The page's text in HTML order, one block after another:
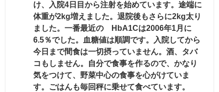
け、入院4日目から注射を始めています。途端に
体重が2kg増えました。退院後もさらに2kg太り
ました。一番最近の HbA1Cは2006年1月に
6.5％でした。血糖値は順調です。入院してから
今日まで間食は一切摂っていません。酒、タバ
コもしません。自分で食事を作るので、かなり
気をつけて、野菜中心の食事を心がけていま
す。ごはんも毎回秤に乗せて食べています。